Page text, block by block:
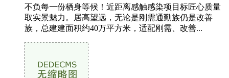
不负每一份栖身等候！近距离感触感染项目标匠心质量
取实景魅力。居高望远，无论是刚需通勤族仍是改善
族，总建建面积约40万平方米，适配刚需、改善...